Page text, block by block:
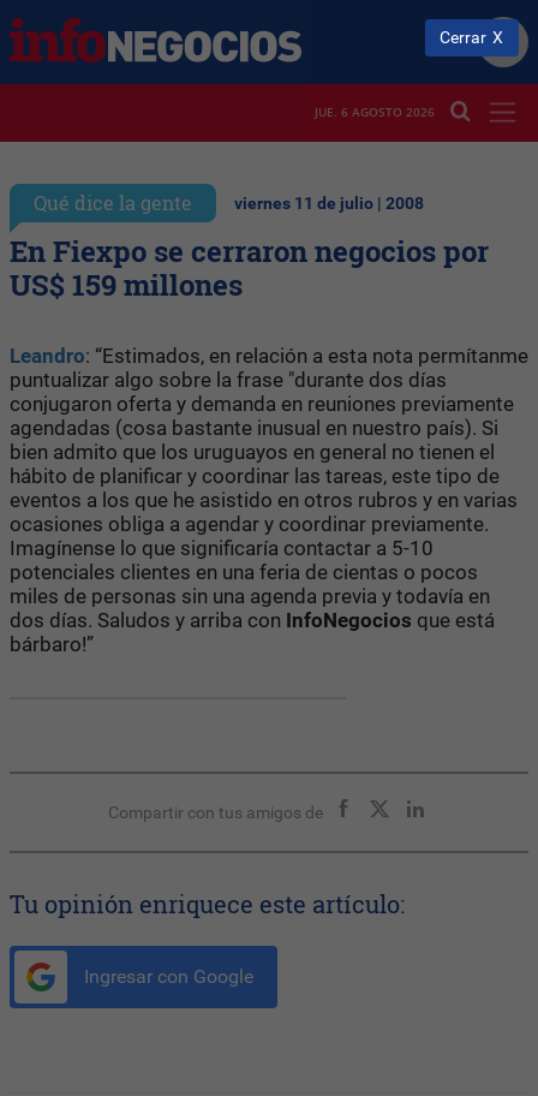
JUE. 6 AGOSTO 2026
Qué dice la gente viernes 11 de julio | 2008
En Fiexpo se cerraron negocios por
US$ 159 millones
Leandro: “Estimados, en relación a esta nota permítanme
puntualizar algo sobre la frase "durante dos días
conjugaron oferta y demanda en reuniones previamente
agendadas (cosa bastante inusual en nuestro país). Si
bien admito que los uruguayos en general no tienen el
hábito de planificar y coordinar las tareas, este tipo de
eventos a los que he asistido en otros rubros y en varias
ocasiones obliga a agendar y coordinar previamente.
Imagínense lo que significaría contactar a 5-10
potenciales clientes en una feria de cientas o pocos
miles de personas sin una agenda previa y todavía en
dos días. Saludos y arriba con InfoNegocios que está
bárbaro!”
Compartir con tus amigos de
Tu opinión enriquece este artículo:
Ingresar con Google
Cerrar